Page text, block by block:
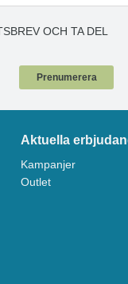
OCH TA DEL
Prenumerera
Aktuella
Kampanjer
Outlet